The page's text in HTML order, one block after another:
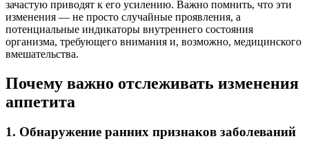
зачастую приводят к его усилению. Важно помнить, что эти
изменения — не просто случайные проявления, а
потенциальные индикаторы внутреннего состояния
организма, требующего внимания и, возможно, медицинского
вмешательства.
Почему важно отслеживать изменения
аппетита
1. Обнаружение ранних признаков заболеваний